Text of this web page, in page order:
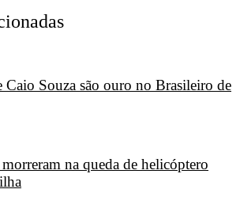
Souza são ouro no Brasileiro de
na queda de helicóptero